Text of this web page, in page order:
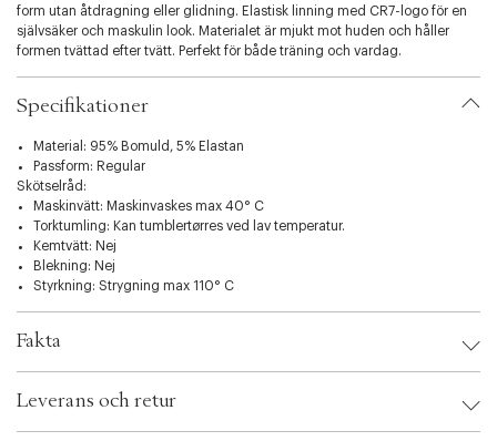
t
i
o
s
l
e
c
t
i
o
n
form utan åtdragning eller glidning. Elastisk linning med CR7-logo för en
självsäker och maskulin look. Materialet är mjukt mot huden och håller
formen tvättad efter tvätt. Perfekt för både träning och vardag.
Specifikationer
Material: 95% Bomuld, 5% Elastan
Passform: Regular
Skötselråd:
Maskinvätt: Maskinvaskes max 40° C
Torktumling: Kan tumblertørres ved lav temperatur.
Kemtvätt: Nej
Blekning: Nej
Styrkning: Strygning max 110° C
Fakta
Barnstorlek: 4-6 år
Leverans och retur